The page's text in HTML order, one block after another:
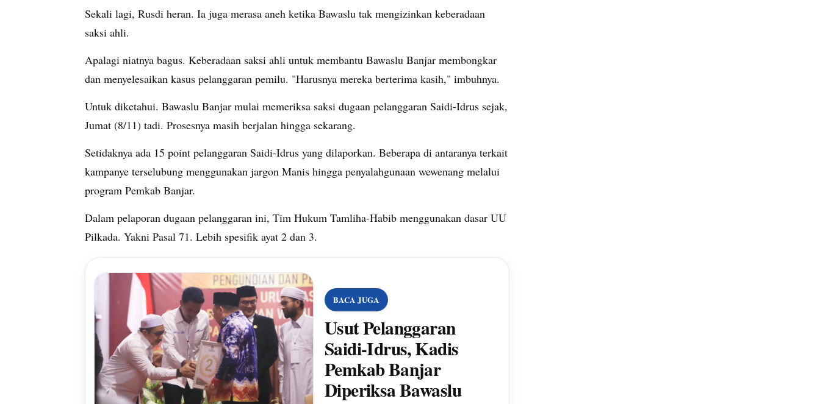
Sekali lagi, Rusdi heran. Ia juga merasa aneh ketika Bawaslu tak mengizinkan keberadaan
saksi ahli.
Apalagi niatnya bagus. Keberadaan saksi ahli untuk membantu Bawaslu Banjar membongkar
dan menyelesaikan kasus pelanggaran pemilu. "Harusnya mereka berterima kasih," imbuhnya.
Untuk diketahui. Bawaslu Banjar mulai memeriksa saksi dugaan pelanggaran Saidi-Idrus sejak,
Jumat (8/11) tadi. Prosesnya masih berjalan hingga sekarang.
Setidaknya ada 15 point pelanggaran Saidi-Idrus yang dilaporkan. Beberapa di antaranya terkait
kampanye terselubung menggunakan jargon Manis hingga penyalahgunaan wewenang melalui
program Pemkab Banjar.
Dalam pelaporan dugaan pelanggaran ini, Tim Hukum Tamliha-Habib menggunakan dasar UU
Pilkada. Yakni Pasal 71. Lebih spesifik ayat 2 dan 3.
BACA JUGA
Usut Pelanggaran
Saidi-Idrus, Kadis
Pemkab Banjar
Diperiksa Bawaslu